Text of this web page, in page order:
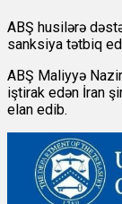
ABŞ husilərə
sanksiya tətbiq
ABŞ Maliyyə
iştirak edən İran
elan edib.